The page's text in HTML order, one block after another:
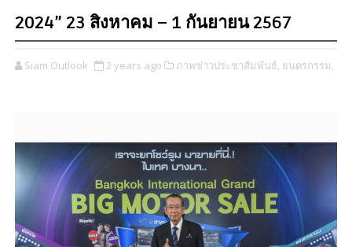
2024” 23 สิงหาคม – 1 กันยายน 2567
Siam Outlook 2 years ago ภาพข่าวประชาสัมพันธ์, ยนตรกรรม,